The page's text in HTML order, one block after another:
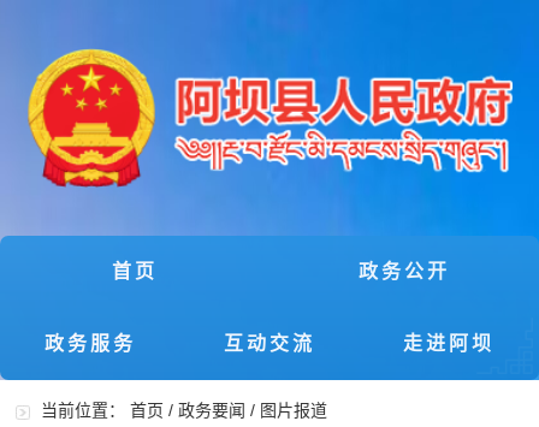
首页 政务公开
政务服务 互动交流 走进阿坝
当前位置：首页 /政务要闻 / 图片报道